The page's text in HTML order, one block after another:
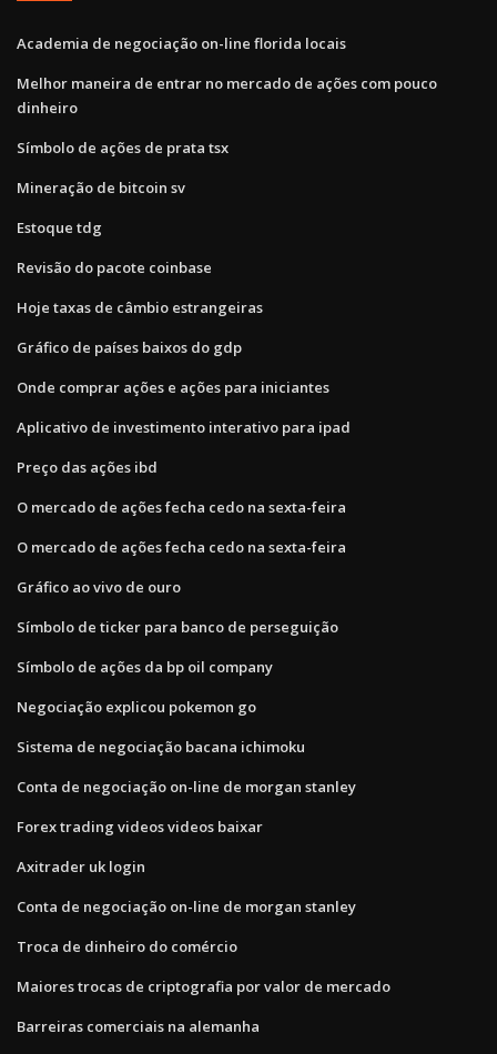
Academia de negociação on-line florida locais
Melhor maneira de entrar no mercado de ações com pouco
dinheiro
Símbolo de ações de prata tsx
Mineração de bitcoin sv
Estoque tdg
Revisão do pacote coinbase
Hoje taxas de câmbio estrangeiras
Gráfico de países baixos do gdp
Onde comprar ações e ações para iniciantes
Aplicativo de investimento interativo para ipad
Preço das ações ibd
O mercado de ações fecha cedo na sexta-feira
O mercado de ações fecha cedo na sexta-feira
Gráfico ao vivo de ouro
Símbolo de ticker para banco de perseguição
Símbolo de ações da bp oil company
Negociação explicou pokemon go
Sistema de negociação bacana ichimoku
Conta de negociação on-line de morgan stanley
Forex trading videos videos baixar
Axitrader uk login
Conta de negociação on-line de morgan stanley
Troca de dinheiro do comércio
Maiores trocas de criptografia por valor de mercado
Barreiras comerciais na alemanha